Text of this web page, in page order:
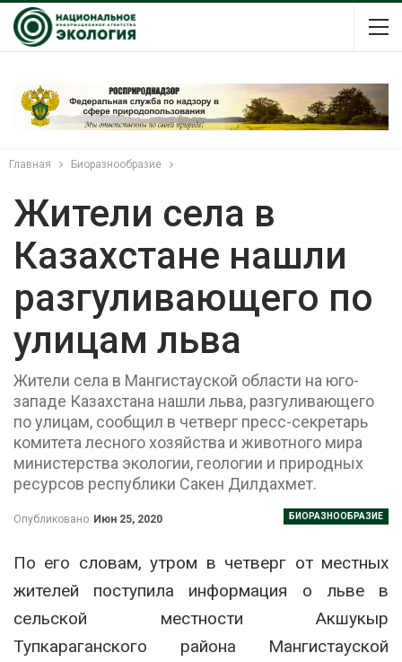
Главная Биоразнообразие
Жители села в
Казахстане нашли
разгуливающего по
улицам льва
Жители села в Мангистауской области на юго-
западе Казахстана нашли льва, разгуливающего
по улицам, сообщил в четверг пресс-секретарь
комитета лесного хозяйства и животного мира
министерства экологии, геологии и природных
ресурсов республики Сакен Дилдахмет.
БИОРАЗНООБРАЗИЕ
Опубликовано Июн 25, 2020
По его словам, утром в четверг от местных
жителей поступила информация о льве в
сельской местности Акшукыр
Тупкараганского района Мангистауской